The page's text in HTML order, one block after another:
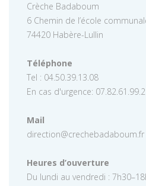
Crèche Badaboum
6 Chemin de l’école
74420 Habère-Lullin
Téléphone
Tel : 04.50.39.13.08
En cas d'urgence:
Mail
direction@crechebadaboum.fr
Heures d’ouverture
Du lundi au vendredi :